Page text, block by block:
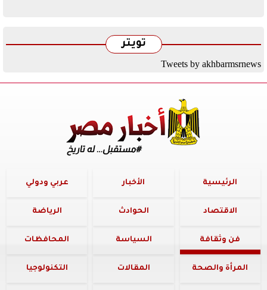
تويتر
Tweets by akhbarmsrnews
الرئيسية الأخبار عربي ودولي
الاقتصاد الحوادث الرياضة
فن وثقافة السياسة المحافظات
المرأة والصحة المقالات التكنولوجيا